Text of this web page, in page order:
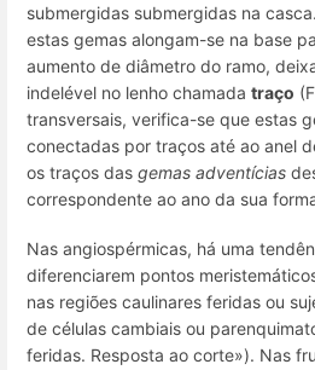
submergidas submergidas na
estas gemas alongam-se na base
aumento de diâmetro do ramo,
indelével no lenho chamada traço
transversais, verifica-se que estas
conectadas por traços até ao anel
os traços das gemas adventícias
correspondente ao ano da sua
Nas angiospérmicas, há uma
diferenciarem pontos
nas regiões caulinares feridas ou
de células cambiais ou
feridas. Resposta ao corte»). Nas